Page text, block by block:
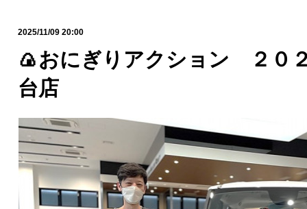
2025/11/09 20:00
🍙おにぎりアクション ２０
台店